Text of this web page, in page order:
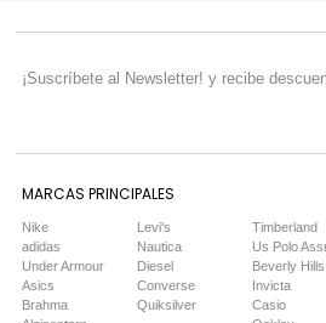
¡Suscríbete al Newsletter! y recibe
MARCAS PRINCIPALES
Nike
adidas
Under Armour
Asics
Brahma
Levi's
Nautica
Diesel
Converse
Quiksilver
Timberland
Us Polo
Beverly Hills
Invicta
Casio